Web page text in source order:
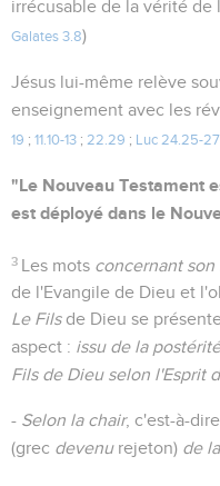
irrécusable de la vérité de
Galates 3.8)
Jésus lui-même relève
enseignement avec les
19 ; 11.10-13 ; 22.29 ; Luc 24.25-27
"Le Nouveau Testament
est déployé dans le
3 Les mots concernant son
de l'Evangile de Dieu et
Le Filsde Dieu se
aspect : issu de la
Fils de Dieu selon l'Esprit
- Selon la chair, c'est-à-
(grec devenurejeton) de